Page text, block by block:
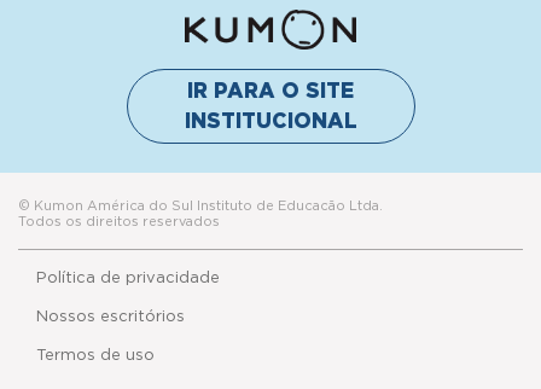
Todos os direitos reservados
Política de privacidade
Termos de uso
Nossos escritórios
KUMON AMÉRICA DO SUL INSTITUTO DE EDUCAÇÃO LTDA. · CNPJ:
43.950.252/0001-94 · INSCRIÇÃO ESTADUAL: ISENTO · ENDEREÇO:
RUA TOMÁS CARVALHAL, 686 – PARAÍSO – CEP: 04006-002 – SÃO